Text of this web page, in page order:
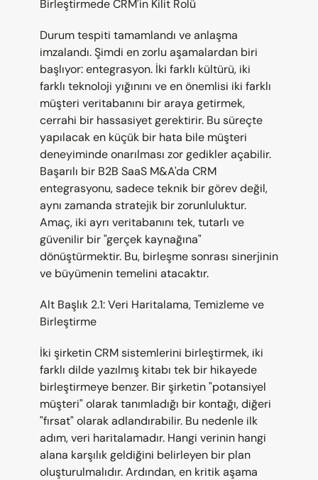
Birleştirmede CRM'in Kilit Rolü
Durum tespiti tamamlandı ve anlaşma
imzalandı. Şimdi en zorlu aşamalardan biri
başlıyor: entegrasyon. İki farklı kültürü, iki
farklı teknoloji yığınını ve en önemlisi iki farklı
müşteri veritabanını bir araya getirmek,
cerrahi bir hassasiyet gerektirir. Bu süreçte
yapılacak en küçük bir hata bile müşteri
deneyiminde onarılması zor gedikler açabilir.
Başarılı bir B2B SaaS M&A'da CRM
entegrasyonu, sadece teknik bir görev değil,
aynı zamanda stratejik bir zorunluluktur.
Amaç, iki ayrı veritabanını tek, tutarlı ve
güvenilir bir "gerçek kaynağına"
dönüştürmektir. Bu, birleşme sonrası sinerjinin
ve büyümenin temelini atacaktır.
Alt Başlık 2.1: Veri Haritalama, Temizleme ve
Birleştirme
İki şirketin CRM sistemlerini birleştirmek, iki
farklı dilde yazılmış kitabı tek bir hikayede
birleştirmeye benzer. Bir şirketin "potansiyel
müşteri" olarak tanımladığı bir kontağı, diğeri
"fırsat" olarak adlandırabilir. Bu nedenle ilk
adım, veri haritalamadır. Hangi verinin hangi
alana karşılık geldiğini belirleyen bir plan
oluşturulmalıdır. Ardından, en kritik aşama